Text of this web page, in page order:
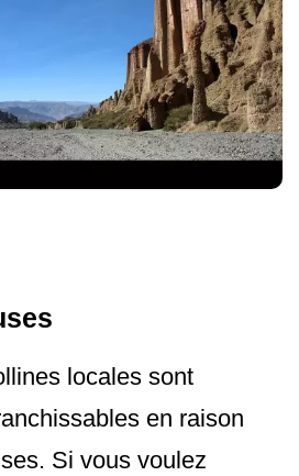
locales sont
en raison
Si vous voulez